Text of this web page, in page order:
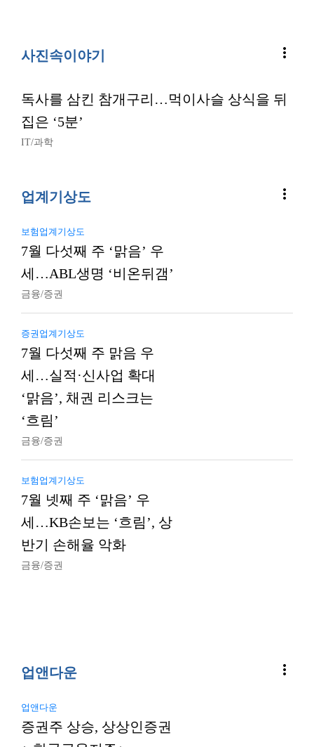
사진속이야기 more_vert
독사를 삼킨 참개구리…먹이사슬 상식을 뒤
집은 ‘5분’
IT/과학
업계기상도 more_vert
보험업계기상도
7월 다섯째 주 ‘맑음’ 우
세…ABL생명 ‘비온뒤갬’
금융/증권
증권업계기상도
7월 다섯째 주 맑음 우
세…실적·신사업 확대
‘맑음’, 채권 리스크는
‘흐림’
금융/증권
보험업계기상도
7월 넷째 주 ‘맑음’ 우
세…KB손보는 ‘흐림’, 상
반기 손해율 악화
금융/증권
업앤다운 more_vert
업앤다운
증권주 상승, 상상인증권